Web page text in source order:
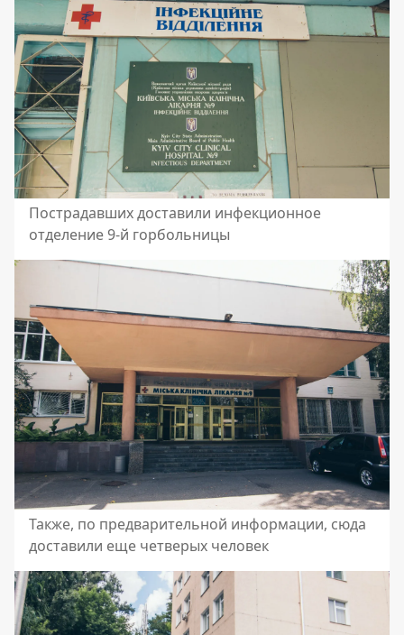
Пострадавших доставили инфекционное
отделение 9-й горбольницы
Также, по предварительной информации, сюда
доставили еще четверых человек